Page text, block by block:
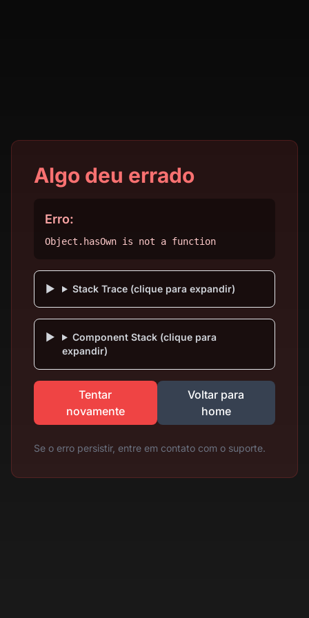
Algo deu errado
Erro:
Object.hasOwn is not a function
Stack Trace (clique para expandir)
Component Stack (clique para
expandir)
Tentar
novamente
Voltar para
home
Se o erro persistir, entre em contato com o suporte.